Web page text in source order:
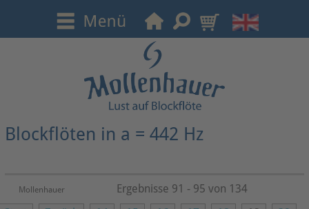
Blockflöten in a = 442 Hz
Mollenhauer Ergebnisse 91 - 95 von 134